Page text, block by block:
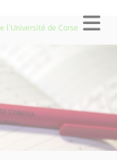
l'Université de Corse